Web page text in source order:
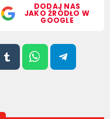
DODAJ NAS
JAKO ŹRÓDŁO W
GOOGLE